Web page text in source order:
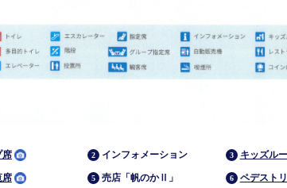
席 インフォメーション キッズル
席 売店「帆のかⅡ」 ペデスト